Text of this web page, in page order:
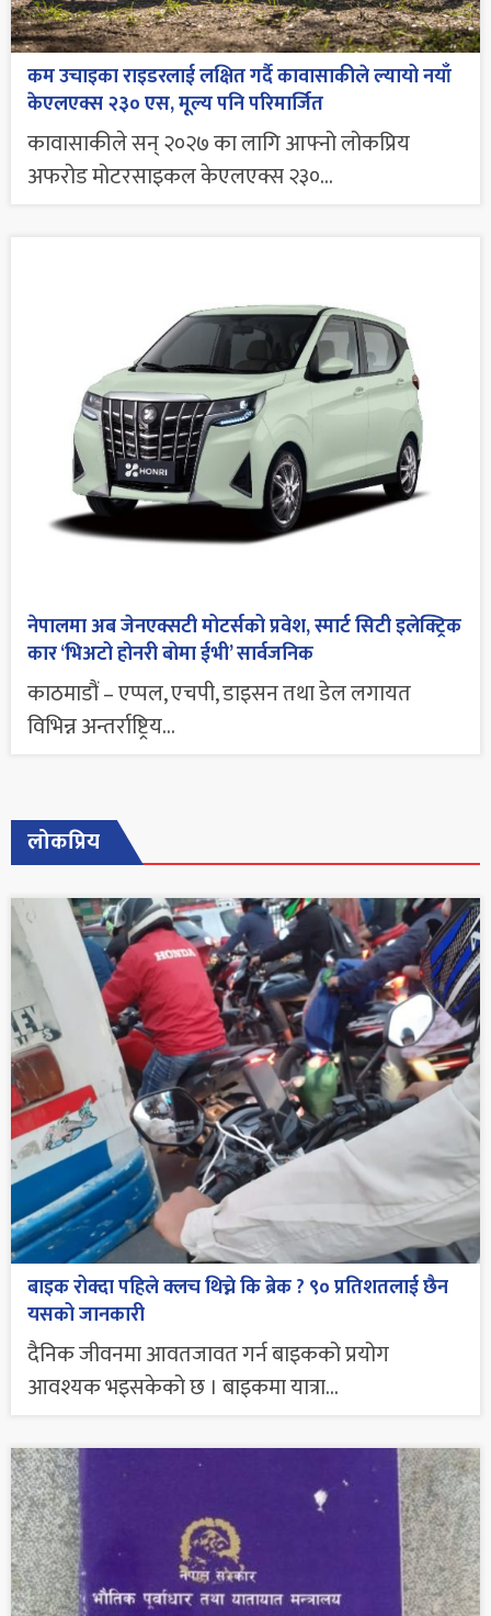
कम उचाइका राइडरलाई लक्षित गर्दै कावासाकीले ल्यायो नयाँ
केएलएक्स २३० एस, मूल्य पनि परिमार्जित
कावासाकीले सन् २०२७ का लागि आफ्नो लोकप्रिय
अफरोड मोटरसाइकल केएलएक्स २३०...
नेपालमा अब जेनएक्सटी मोटर्सको प्रवेश, स्मार्ट सिटी इलेक्ट्रिक
कार ‘भिअटो होनरी बोमा ईभी’ सार्वजनिक
काठमाडौं – एप्पल, एचपी, डाइसन तथा डेल लगायत
विभिन्न अन्तर्राष्ट्रिय...
लोकप्रिय
बाइक रोक्दा पहिले क्लच थिच्ने कि ब्रेक ? ९० प्रतिशतलाई छैन
यसको जानकारी
दैनिक जीवनमा आवतजावत गर्न बाइकको प्रयोग
आवश्यक भइसकेको छ । बाइकमा यात्रा...